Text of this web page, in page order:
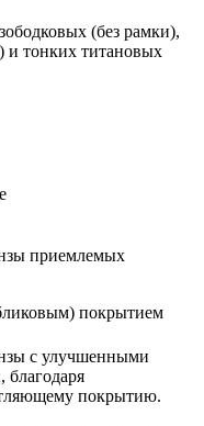
(без рамки),
и тонких титановых
приемлемых
покрытием
с улучшенными
благодаря
покрытию.